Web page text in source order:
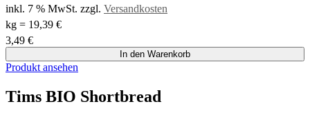
inkl. 7 % MwSt. zzgl. Versandkosten
kg = 19,39 €
3,49 €
In den Warenkorb
Produkt ansehen
Tims BIO Shortbread